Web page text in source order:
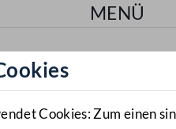
MENÜ
Cookies: Zum einen